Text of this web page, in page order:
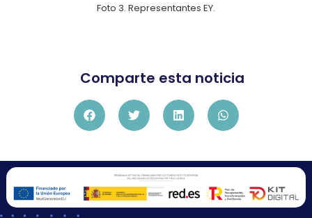
Foto 3. Representantes EY.
Comparte esta noticia